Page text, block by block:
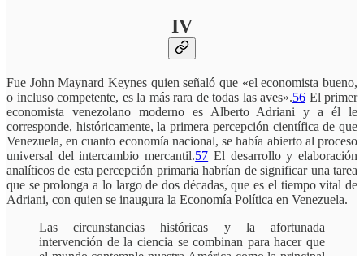
IV
Fue John Maynard Keynes quien señaló que «el economista bueno,
o incluso competente, es la más rara de todas las aves».56 El primer
economista venezolano moderno es Alberto Adriani y a él le
corresponde, históricamente, la primera percepción científica de que
Venezuela, en cuanto economía nacional, se había abierto al proceso
universal del intercambio mercantil.57 El desarrollo y elaboración
analíticos de esta percepción primaria habrían de significar una tarea
que se prolonga a lo largo de dos décadas, que es el tiempo vital de
Adriani, con quien se inaugura la Economía Política en Venezuela.
Las circunstancias históricas y la afortunada
intervención de la ciencia se combinan para hacer que